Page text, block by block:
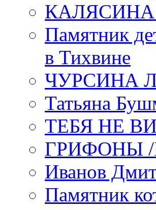
Памятник
в Тихвине
ЧУРСИНА
Татьяна
ТЕБЯ НЕ
ГРИФОНЫ
Иванов
Памятник